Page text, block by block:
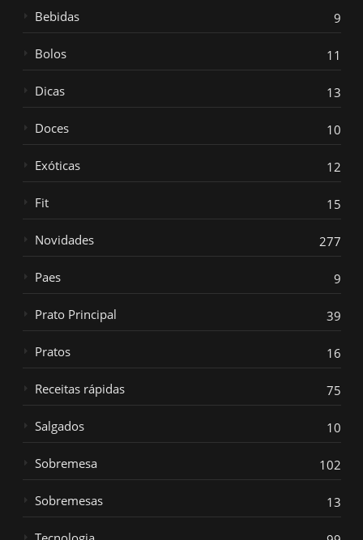
Bebidas 9
Bolos 11
Dicas 13
Doces 10
Exóticas 12
Fit 15
Novidades 277
Paes 9
Prato Principal 39
Pratos 16
Receitas rápidas 75
Salgados 10
Sobremesa 102
Sobremesas 13